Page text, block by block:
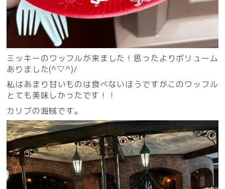
ミッキーのワッフルが来ました！思ったよりボリューム
ありました(^▽^)/
私はあまり甘いものは食べないほうですがこのワッフル
とても美味しかったです！！
カリブの海賊です。